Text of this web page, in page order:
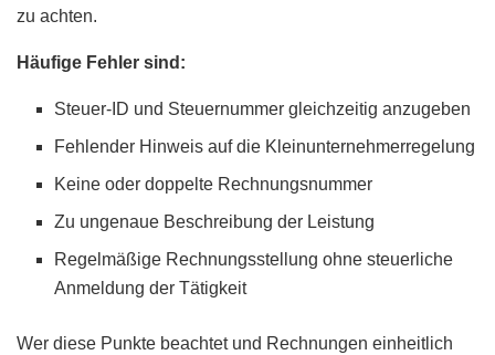
zu achten.
Häufige Fehler sind:
Steuer-ID und Steuernummer gleichzeitig anzugeben
Fehlender Hinweis auf die Kleinunternehmerregelung
Keine oder doppelte Rechnungsnummer
Zu ungenaue Beschreibung der Leistung
Regelmäßige Rechnungsstellung ohne steuerliche
Anmeldung der Tätigkeit
Wer diese Punkte beachtet und Rechnungen einheitlich